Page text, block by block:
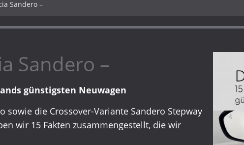
& Hybrid Dacia Teile &
Räder,
Sandero –
Sandero –
günstigsten Neuwagen
sowie die Crossover-Variante Sandero Stepway
wir 15 Fakten zusammengestellt, die wir